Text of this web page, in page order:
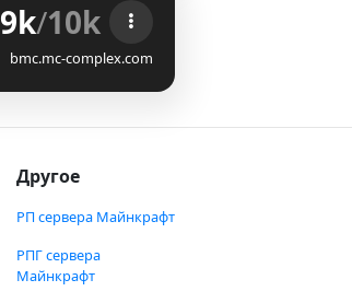
9k/10k
bmc.mc-complex.com
Другое
РП сервера Майнкрафт
РПГ сервера
Майнкрафт